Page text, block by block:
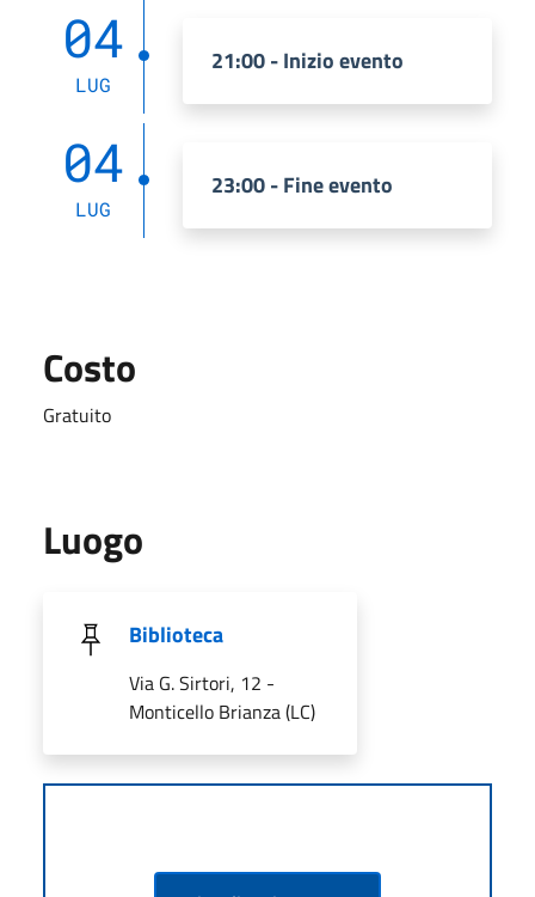
04
LUG
21:00 - Inizio evento
04
LUG
23:00 - Fine evento
Costo
Gratuito
Luogo
Biblioteca
Via G. Sirtori, 12 -
Monticello Brianza (LC)